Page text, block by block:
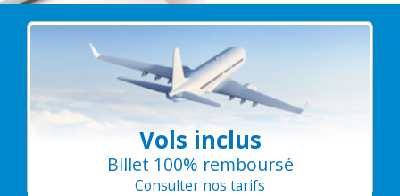
Vols inclus
Billet 100% remboursé
Consulter nos tarifs